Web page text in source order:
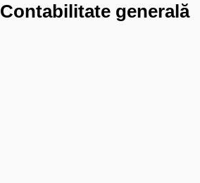
Contabilitate generală